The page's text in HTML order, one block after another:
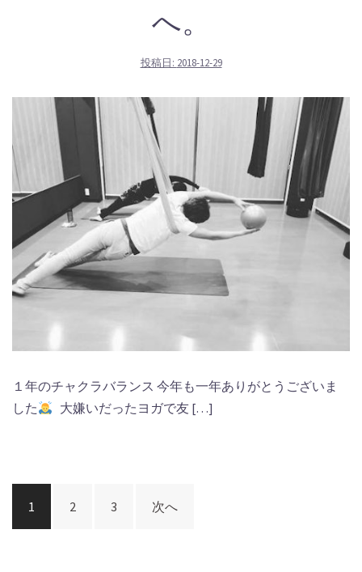
へ。
投稿日: 2018-12-29
１年のチャクラバランス 今年も一年ありがとうございま
した
大嫌いだったヨガで友 […]
投
稿
1 2 3 次へ